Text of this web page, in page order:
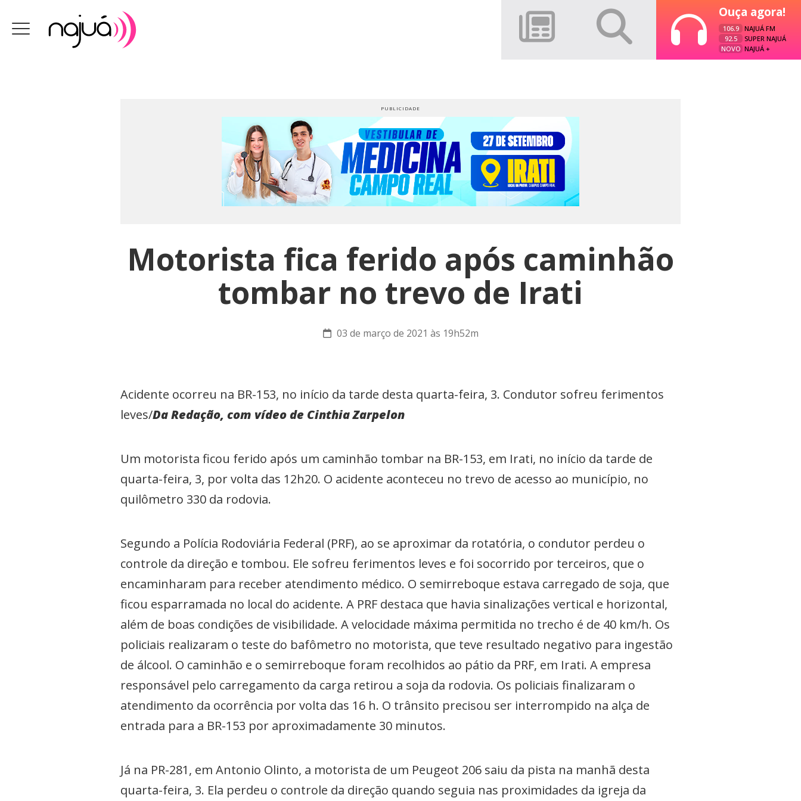
Ouça agora!
106.9
NAJUÁ FM
92.5
SUPER NAJUÁ
NOVO NAJUÁ +
Motorista fica ferido após caminhão
tombar no trevo de Irati
03 de março de 2021 às 19h52m
Acidente ocorreu na BR-153, no início da tarde desta quarta-feira, 3. Condutor sofreu ferimentos
leves/Da Redação, com vídeo de Cinthia Zarpelon
Um motorista ficou ferido após um caminhão tombar na BR-153, em Irati, no início da tarde de
quarta-feira, 3, por volta das 12h20. O acidente aconteceu no trevo de acesso ao município, no
quilômetro 330 da rodovia.
Segundo a Polícia Rodoviária Federal (PRF), ao se aproximar da rotatória, o condutor perdeu o
controle da direção e tombou. Ele sofreu ferimentos leves e foi socorrido por terceiros, que o
encaminharam para receber atendimento médico. O semirreboque estava carregado de soja, que
ficou esparramada no local do acidente. A PRF destaca que havia sinalizações vertical e horizontal,
além de boas condições de visibilidade. A velocidade máxima permitida no trecho é de 40 km/h. Os
policiais realizaram o teste do bafômetro no motorista, que teve resultado negativo para ingestão
de álcool. O caminhão e o semirreboque foram recolhidos ao pátio da PRF, em Irati. A empresa
responsável pelo carregamento da carga retirou a soja da rodovia. Os policiais finalizaram o
atendimento da ocorrência por volta das 16 h. O trânsito precisou ser interrompido na alça de
entrada para a BR-153 por aproximadamente 30 minutos.
Já na PR-281, em Antonio Olinto, a motorista de um Peugeot 206 saiu da pista na manhã desta
quarta-feira, 3. Ela perdeu o controle da direção quando seguia nas proximidades da igreja da